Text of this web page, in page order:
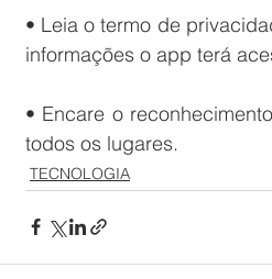
• Leia o termo de
informações o app terá
• Encare o
todos os lugares.
TECNOLOGIA